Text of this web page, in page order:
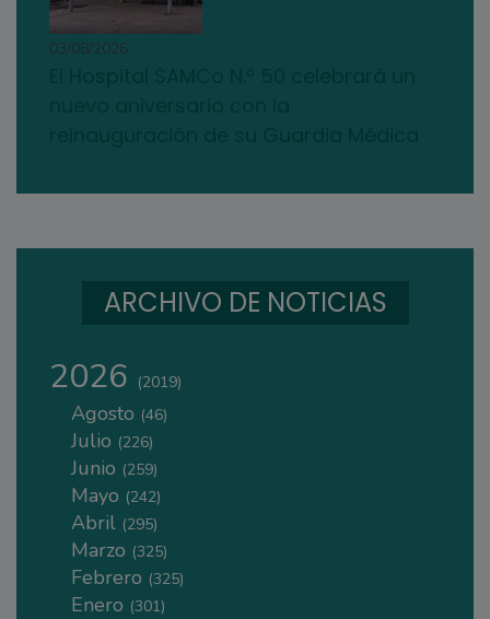
03/08/2026
ARCHIVO DE NOTICIAS
2026 (2019)
Agosto (46)
Julio (226)
Junio (259)
Mayo (242)
Abril (295)
Marzo (325)
Febrero (325)
Enero (301)